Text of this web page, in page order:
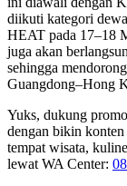
diikuti kategori
HEAT pada 17–18
juga akan
sehingga
Guangdong–Hong
Yuks, dukung
dengan bikin konten
tempat wisata,
lewat WA Center: